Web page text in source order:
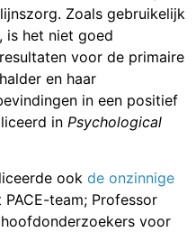
Zoals gebruikelijk
is het niet goed
voor de primaire
en haar
in een positief
in Psychological
ook de onzinnige
PACE-team; Professor
voor